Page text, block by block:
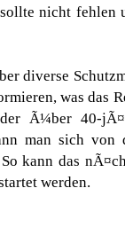
nicht fehlen
diverse
was das
Ã¼ber 40-
man sich von
kann das
werden.